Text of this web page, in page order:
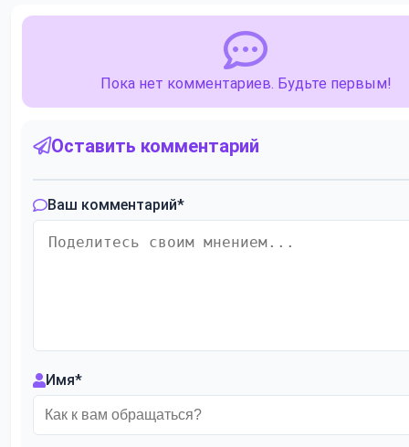
Пока нет комментариев. Будьте первым!
Оставить комментарий
Ваш комментарий*
Имя*